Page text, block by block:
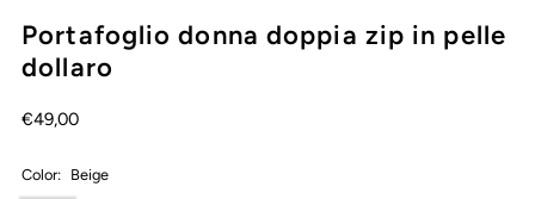
Portafoglio donna doppia zip in pelle
dollaro
€49,00
Color: Beige